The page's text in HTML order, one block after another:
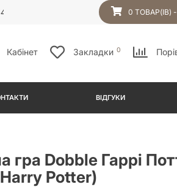
0 ТОВАР(ІВ)
Кабінет Закладки 0
ВІДГУКИ
гра Dobble Гаррі
Potter)